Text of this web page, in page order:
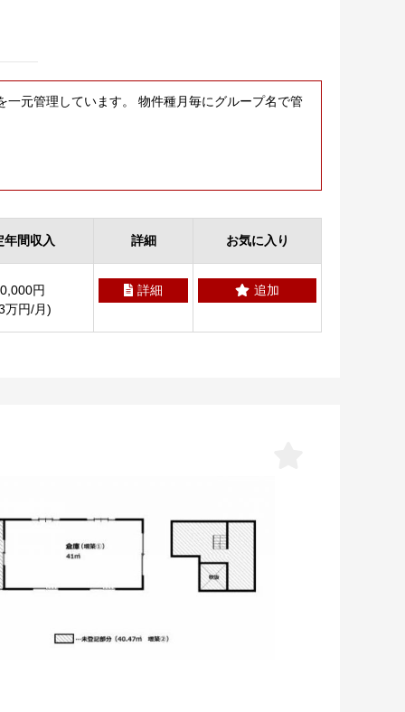
元管理しています。 物件種月毎にグループ名で管
年間収入 詳細 お気に入り
円
万円/月)
詳細 追加